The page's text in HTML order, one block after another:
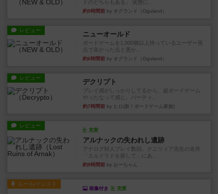
ドのどちらもある」 状態に...
約5時間前 by オグランド（Oguland）
レビュー ニューオールド
ボードゲームを1,000個以上持っているユーザー視
点で良かった点と悪か...
約6時間前 by オグランド（Oguland）
レビュー デクリプト
プレイ感がしっかりしてるから、超ボードゲーム
やったなって感じ。パーティ...
約7時間前 by ヒロ(新！ボードゲーム家族)
レビュー
充実
アルナックの失われし遺跡
アナログ対人プレイ数回。クニツィア先生の名作
「エルドラドを探して」にあ...
約9時間前 by おーちゃん
ルール/インスト
画像付き 充実